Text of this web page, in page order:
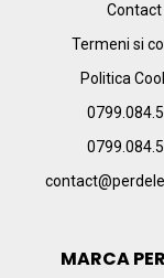
Contact
Termeni si
Politica
MARCA